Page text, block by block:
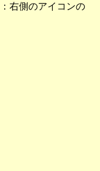
：右側のアイコンの